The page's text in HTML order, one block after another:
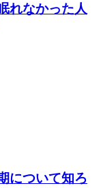
れなかった人
について知ろ